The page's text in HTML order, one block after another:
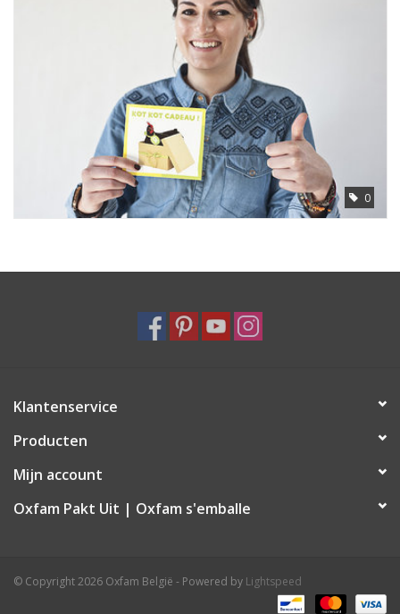
0
Klantenservice
Producten
Mijn account
Oxfam Pakt Uit | Oxfam s'emballe
© Copyright 2026 Oxfam België - Powered by Lightspeed